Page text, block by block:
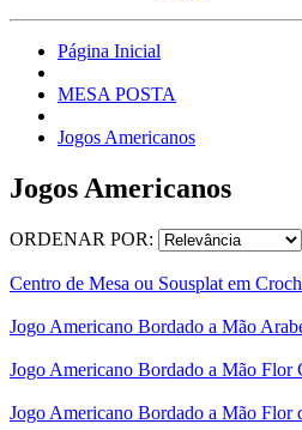
Página Inicial
MESA POSTA
Jogos Americanos
Jogos Americanos
ORDENAR POR:
Centro de Mesa ou Sousplat em
Jogo Americano Bordado a Mão
Jogo Americano Bordado a Mão Flor
Jogo Americano Bordado a Mão Flor